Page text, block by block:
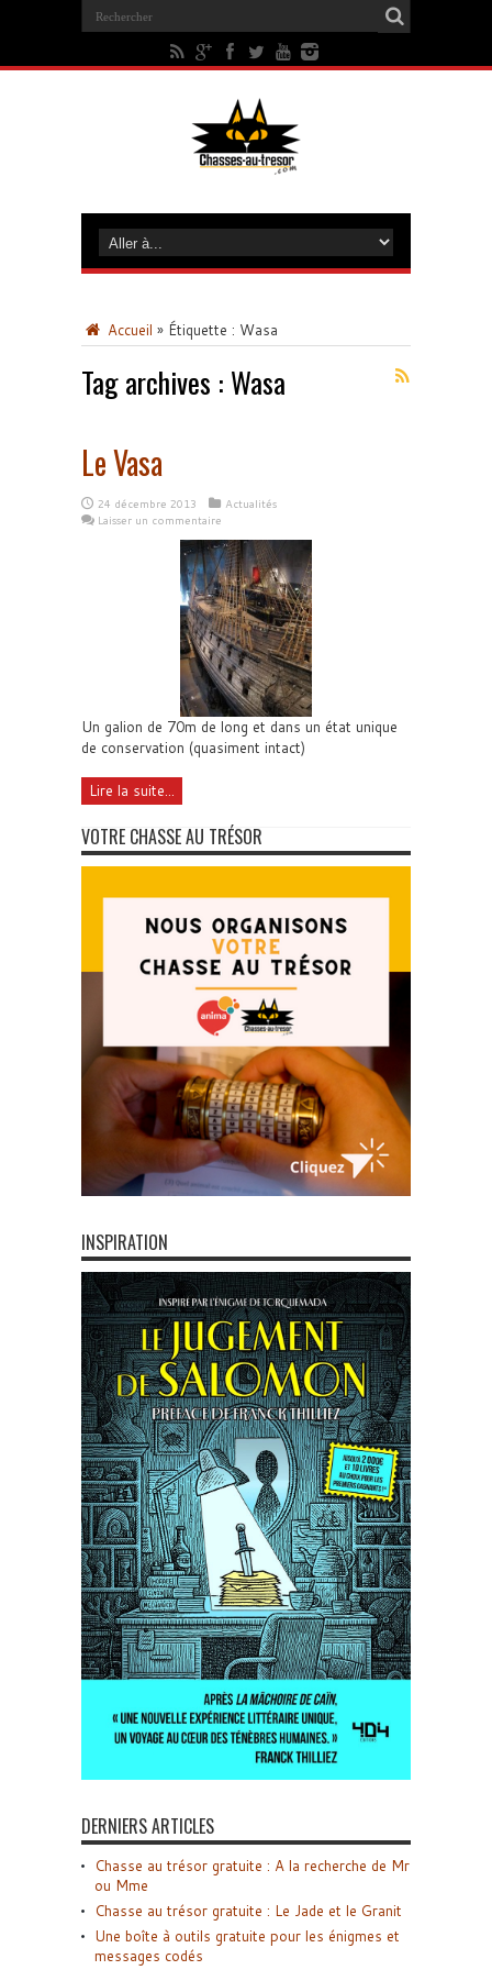
Accueil » Étiquette : Wasa
Tag archives : Wasa
Le Vasa
24 décembre 2013
Actualités
Laisser un commentaire
Un galion de 70m de long et dans un état unique
de conservation (quasiment intact)
Lire la suite...
VOTRE CHASSE AU TRÉSOR
INSPIRATION
DERNIERS ARTICLES
Chasse au trésor gratuite : A la recherche de Mr
ou Mme
Chasse au trésor gratuite : Le Jade et le Granit
Une boîte à outils gratuite pour les énigmes et
messages codés